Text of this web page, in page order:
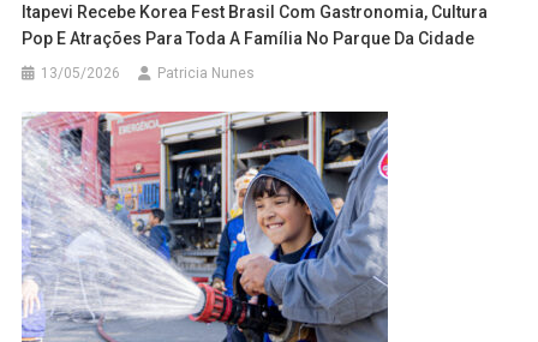
Itapevi Recebe Korea Fest Brasil Com Gastronomia, Cultura
Pop E Atrações Para Toda A Família No Parque Da Cidade
13/05/2026 Patricia Nunes